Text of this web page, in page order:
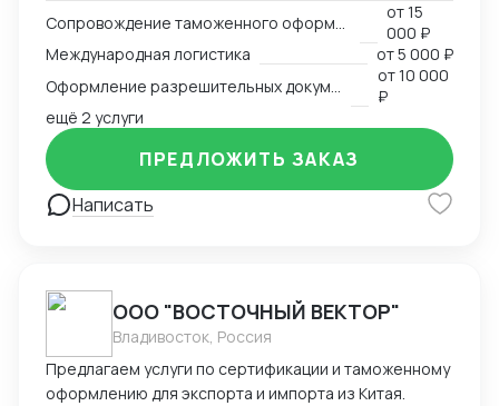
позволяет нам оказывать качественные
консалтинговые услуги для компаний, решивших
выйти на международный рынок. MM Log&Consult
поможет организовать международный бизнес в
Вашей компании в требуемых масштабах: -
организация и внедрение ВЭД с нуля; -
консультирование и разработка стратегии
внедрения ВЭД в компанию силами заказчика; -
сопровождение международной сделки разово или
от15
000 ₽
Международная логистика
от5 000 ₽
от10 000
₽
ещё 2 услуги
Написать
ПРЕДЛОЖИТЬ ЗАКАЗ
ООО "ВОСТОЧНЫЙ ВЕКТОР"
Владивосток, Россия
Предлагаем услуги по сертификации и таможенному
оформлению для экспорта и импорта из Китая.